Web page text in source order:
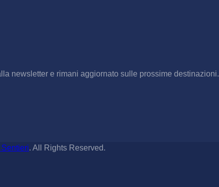
newsletter e rimani aggiornato sulle prossime destinazioni.
Sentieri. All Rights Reserved.